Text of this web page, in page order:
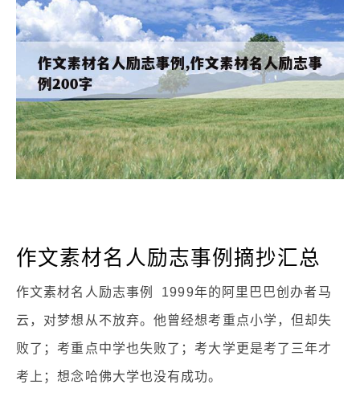
作文素材名人励志事例摘抄汇总
作文素材名人励志事例 1999年的阿里巴巴创办者马
云，对梦想从不放弃。他曾经想考重点小学，但却失
败了；考重点中学也失败了；考大学更是考了三年才
考上；想念哈佛大学也没有成功。